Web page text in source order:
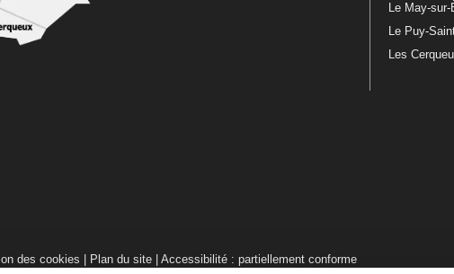
Le May-sur-
Le Puy-
Les
des cookies Plan du site Accessibilité : partiellement conforme